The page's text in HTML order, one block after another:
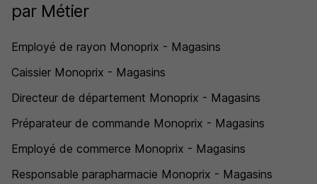
par Métier
Employé de rayon Monoprix - Magasins
Caissier Monoprix - Magasins
Directeur de département Monoprix - Magasins
Préparateur de commande Monoprix - Magasins
Employé de commerce Monoprix - Magasins
Responsable parapharmacie Monoprix - Magasins